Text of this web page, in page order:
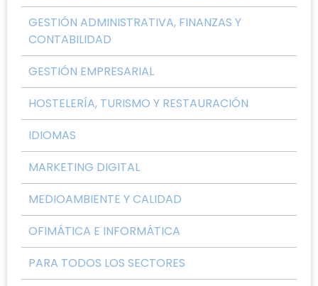
GESTIÓN ADMINISTRATIVA, FINANZAS Y
CONTABILIDAD
GESTIÓN EMPRESARIAL
HOSTELERÍA, TURISMO Y RESTAURACIÓN
IDIOMAS
MARKETING DIGITAL
MEDIOAMBIENTE Y CALIDAD
OFIMÁTICA E INFORMÁTICA
PARA TODOS LOS SECTORES